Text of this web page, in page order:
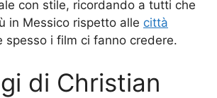
con stile, ricordando a tutti che
in Messico rispetto alle città
spesso i film ci fanno credere.
di Christian